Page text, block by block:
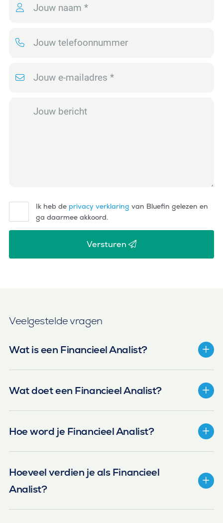
Ik heb de privacy verklaring van Bluefin gelezen en
ga daarmee akkoord.
Versturen
Veelgestelde vragen
Wat is een Financieel Analist?
Wat doet een Financieel Analist?
Hoe word je Financieel Analist?
Hoeveel verdien je als Financieel
Analist?